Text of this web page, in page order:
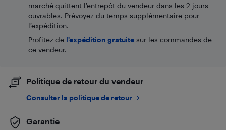
marché quittent l’entrepôt du vendeur dans les 2 jours
ouvrables. Prévoyez du temps supplémentaire pour
l’expédition.
Profitez de l'expédition gratuite sur les commandes de
ce vendeur.
Politique de retour du vendeur
Consulter la politique de retour
Garantie